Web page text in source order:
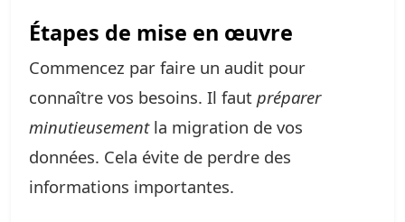
Étapes de mise en œuvre
Commencez par faire un audit pour
connaître vos besoins. Il faut préparer
minutieusementla migration de vos
données. Cela évite de perdre des
informations importantes.